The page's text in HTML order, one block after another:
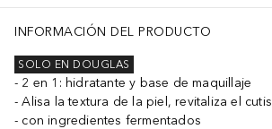
INFORMACIÓN DEL PRODUCTO
SOLO EN DOUGLAS
2 en 1: hidratante y base de maquillaje
Alisa la textura de la piel, revitaliza el cutis
con ingredientes fermentados